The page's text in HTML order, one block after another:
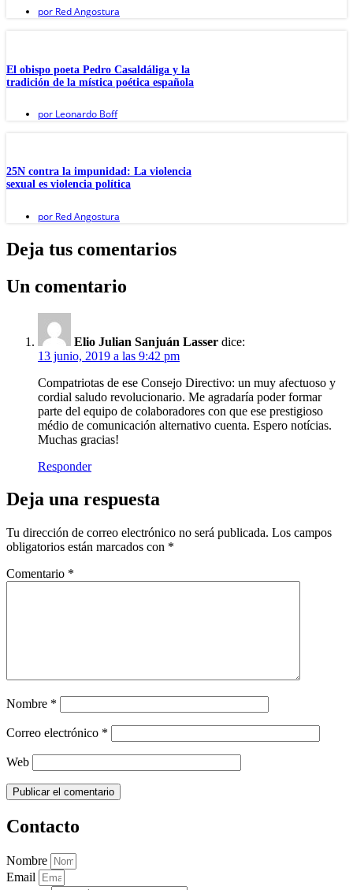
por Red Angostura
El obispo poeta Pedro Casaldáliga y la
tradición de la mística poética española
por Leonardo Boff
25N contra la impunidad: La violencia
sexual es violencia política
por Red Angostura
Deja tus comentarios
Un comentario
Elio Julian Sanjuán Lasser dice:
13 junio, 2019 a las 9:42 pm
Compatriotas de ese Consejo Directivo: un muy afectuoso y
cordial saludo revolucionario. Me agradaría poder formar
parte del equipo de colaboradores con que ese prestigioso
médio de comunicación alternativo cuenta. Espero notícias.
Muchas gracias!
Responder
Deja una respuesta
Tu dirección de correo electrónico no será publicada. Los campos
obligatorios están marcados con *
Comentario *
Nombre *
Correo electrónico *
Web
Contacto
Nombre
Email